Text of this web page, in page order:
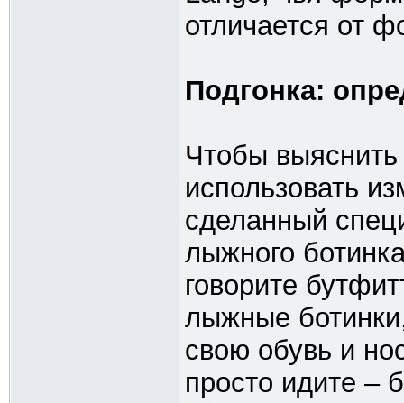
отличается от
Подгонка:
Чтобы
использовать
сделанный
лыжного
говорите
лыжные
свою обувь и
просто идите –